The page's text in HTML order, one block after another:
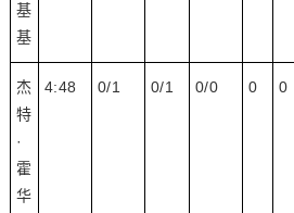
基
基
杰
特
·
霍
华
4:48 0/1 0/1 0/0 0 0